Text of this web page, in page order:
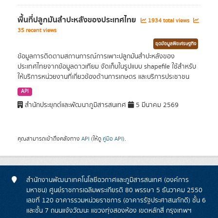
พื้นที่ปลูกมันสำปะหลังของประเทศไทย
1934 total views
35 recent views
ชุดข้อมูลพืชเศรษฐกิจ
ข้อมูลการติดตามสถานการณ์การเพาะปลูกมันสำปะหลังของ
ประเทศไทยจากข้อมูลดาวเทียม จัดเก็บในรูปแบบ shapefile ใช้สำหรับ
ให้บริการหน่วยงานที่เกี่ยวข้องด้านการเกษตร และบริการประชาชน
API
สำนักประยุกต์และพัฒนาภูมิสารสนเทศ 5 มีนาคม 2569
คุณสามารถเข้าถึงคลังทาง API (ให้ดู คู่มือ API).
สำนักงานพัฒนาเทคโนโลยีอวกาศและภูมิสารสนเทศ (องค์การ
มหาชน) ศูนย์ราชการเฉลิมพระเกียรติ 80 พรรษา 5 ธันวาคม 2550
เลขที่ 120 อาคารรวมหน่วยราชการ (อาคารรัฐประศาสนภักดี) ชั้น 6
และชั้น 7 ถนนแจ้งวัฒนะ แขวงทุ่งสองห้อง เขตหลักสี่ กรุงเทพฯ